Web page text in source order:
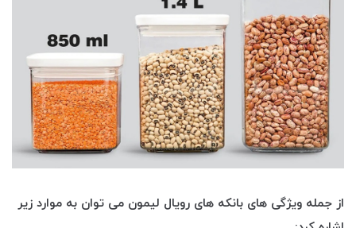
از جمله ویژگی های بانکه های رویال لیمون می توان به موارد زیر